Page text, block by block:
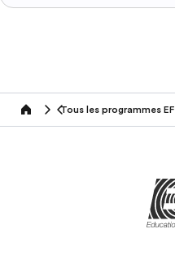
home Tous les programmes EF